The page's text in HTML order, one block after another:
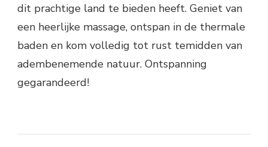
dit prachtige land te bieden heeft. Geniet van
een heerlijke massage, ontspan in de thermale
baden en kom volledig tot rust temidden van
adembenemende natuur. Ontspanning
gegarandeerd!